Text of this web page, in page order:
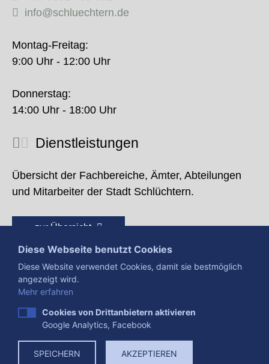
info@schluechtern.de
Montag-Freitag:
9:00 Uhr - 12:00 Uhr
Donnerstag:
14:00 Uhr - 18:00 Uhr
Dienstleistungen
Übersicht der Fachbereiche, Ämter, Abteilungen
und Mitarbeiter der Stadt Schlüchtern.
zur Übersicht
Presse Impressum
Datenschutzerklärung
Datenverarbeitung
Cookies
Diese Webseite benutzt Cookies
Diese Website verwendet Cookies, damit sie bestmöglich
angezeigt wird.
Mehr erfahren
Cookies von Drittanbietern aktivieren
Google Analytics, Facebook
SPEICHERN AKZEPTIEREN